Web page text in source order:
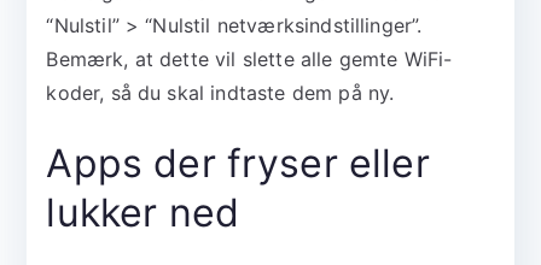
“Nulstil” > “Nulstil netværksindstillinger”.
Bemærk, at dette vil slette alle gemte WiFi-
koder, så du skal indtaste dem på ny.
Apps der fryser eller
lukker ned